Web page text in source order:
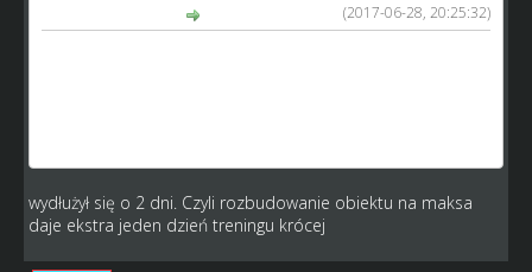
(2017-06-28, 20:25:32)
wydłużył się o 2 dni. Czyli rozbudowanie obiektu na maksa
daje ekstra jeden dzień treningu krócej